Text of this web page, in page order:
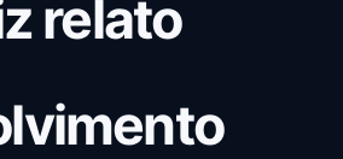
relato